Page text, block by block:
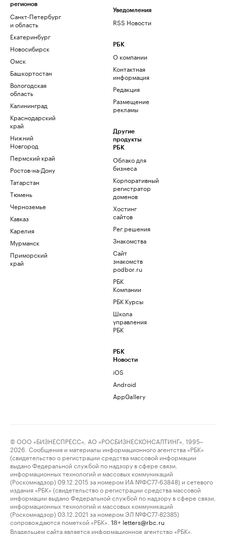
регионов
Санкт-Петербург
и область
Екатеринбург
Новосибирск
Омск
Башкортостан
Вологодская
область
Калининград
Краснодарский
край
Нижний
Новгород
Пермский край
Ростов-на-Дону
Татарстан
Тюмень
Черноземье
Кавказ
Карелия
Мурманск
Приморский
край
Уведомления
RSS Новости
РБК
О компании
Контактная
информация
Редакция
Размещение
рекламы
Другие
продукты
РБК
Облако для
бизнеса
Корпоративный
регистратор
доменов
Хостинг
сайтов
Рег.решения
Знакомства
Сайт
знакомств
podbor.ru
РБК
Компании
РБК Курсы
Школа
управления
РБК
РБК
Новости
iOS
Android
AppGallery
© ООО «БИЗНЕСПРЕСС», АО «РОСБИЗНЕСКОНСАЛТИНГ», 1995–
2026. Сообщения и материалы информационного агентства «РБК»
(свидетельство о регистрации средства массовой информации
выдано Федеральной службой по надзору в сфере связи,
информационных технологий и массовых коммуникаций
(Роскомнадзор) 09.12.2015 за номером ИА №ФС77-63848) и сетевого
издания «РБК» (свидетельство о регистрации средства массовой
информации выдано Федеральной службой по надзору в сфере связи,
информационных технологий и массовых коммуникаций
(Роскомнадзор) 03.12.2021 за номером ЭЛ №ФС77-82385)
сопровождаются пометкой «РБК».
18+ letters@rbc.ru
Владельцем сайта является информационное агентство «РБК».